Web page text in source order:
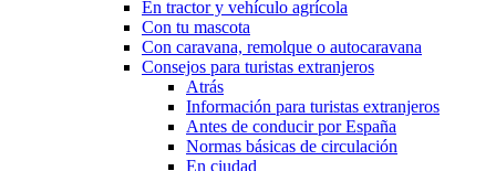
En tractor y vehículo agrícola
Con tu mascota
Con caravana, remolque o autocaravana
Consejos para turistas extranjeros
Atrás
Información para turistas extranjeros
Antes de conducir por España
Normas básicas de circulación
En ciudad